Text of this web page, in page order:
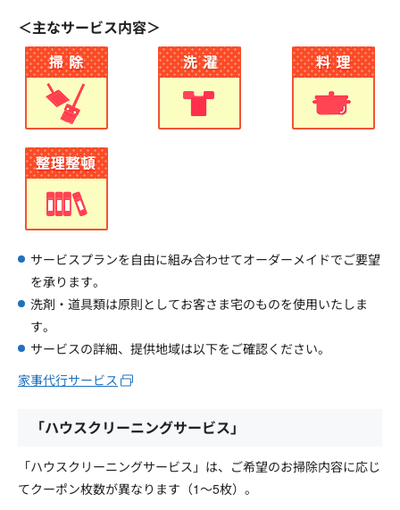
＜主なサービス内容＞
サービスプランを自由に組み合わせてオーダーメイドでご要望
を承ります。
洗剤・道具類は原則としてお客さま宅のものを使用いたしま
す。
サービスの詳細、提供地域は以下をご確認ください。
家事代行サービス
「ハウスクリーニングサービス」
「ハウスクリーニングサービス」は、ご希望のお掃除内容に応じ
てクーポン枚数が異なります（1～5枚）。